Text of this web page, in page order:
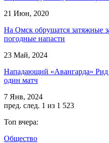
21 Июн, 2020
На Омск обрушатся затяжные
погодные напасти
23 Май, 2024
Нападающий «Авангарда» Рид
один матч
7 Янв, 2024
пред. след. 1 из 1 523
Топ вчера:
Общество